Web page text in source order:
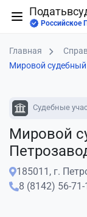
Российское
Главная
Мировой
Судебные
Мировой
185011, г.
8 (8142) 56-71-